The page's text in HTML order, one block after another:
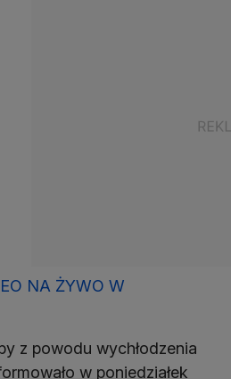
NA ŻYWO W
z powodu wychłodzenia
w poniedziałek